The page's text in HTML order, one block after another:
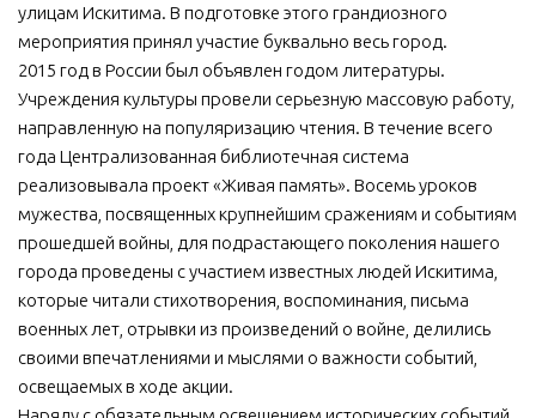
улицам Искитима. В подготовке этого грандиозного
мероприятия принял участие буквально весь город.
2015 год в России был объявлен годом литературы.
Учреждения культуры провели серьезную массовую работу,
направленную на популяризацию чтения. В течение всего
года Централизованная библиотечная система
реализовывала проект «Живая память». Восемь уроков
мужества, посвященных крупнейшим сражениям и событиям
прошедшей войны, для подрастающего поколения нашего
города проведены с участием известных людей Искитима,
которые читали стихотворения, воспоминания, письма
военных лет, отрывки из произведений о войне, делились
своими впечатлениями и мыслями о важности событий,
освещаемых в ходе акции.